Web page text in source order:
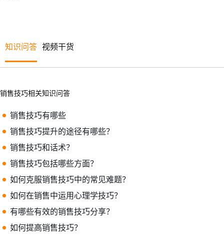
知识问答 视频干货
销售技巧相关知识问答
销售技巧有哪些
销售技巧提升的途径有哪些？
销售技巧和话术？
销售技巧包括哪些方面？
如何克服销售技巧中的常见难题？
如何在销售中运用心理学技巧？
有哪些有效的销售技巧分享？
如何提高销售技巧？